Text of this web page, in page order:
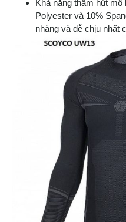
Khả năng thấm hút
Polyester và 10%
nhàng và dễ chịu nhất